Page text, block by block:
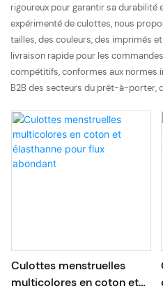
rigoureux pour garantir sa durabilité
expérimenté de culottes, nous
tailles, des couleurs, des imprimés
livraison rapide pour les
compétitifs, conformes aux normes
B2B des secteurs du prêt-à-porter,
Culottes menstruelles
multicolores en coton et